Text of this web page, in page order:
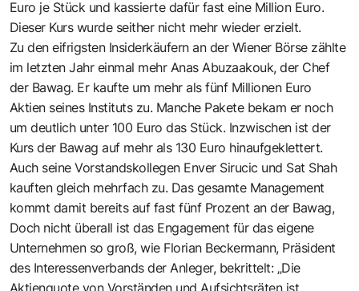
Euro je Stück und kassierte dafür fast eine Million Euro.
Dieser Kurs wurde seither nicht mehr wieder erzielt.
Zu den eifrigsten Insiderkäufern an der Wiener Börse zählte
im letzten Jahr einmal mehr Anas Abuzaakouk, der Chef
der Bawag. Er kaufte um mehr als fünf Millionen Euro
Aktien seines Instituts zu. Manche Pakete bekam er noch
um deutlich unter 100 Euro das Stück. Inzwischen ist der
Kurs der Bawag auf mehr als 130 Euro hinaufgeklettert.
Auch seine Vorstandskollegen Enver Sirucic und Sat Shah
kauften gleich mehrfach zu. Das gesamte Management
kommt damit bereits auf fast fünf Prozent an der Bawag,
Doch nicht überall ist das Engagement für das eigene
Unternehmen so groß, wie Florian Beckermann, Präsident
des Interessenverbands der Anleger, bekrittelt: „Die
Aktienquote von Vorständen und Aufsichtsräten ist